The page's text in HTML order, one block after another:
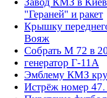
"Гераней" и ракет
Крышку
Вояж
Собрать М 72 в
генератор Г-11А
Эмблему КМЗ
Истрёж номер 47.